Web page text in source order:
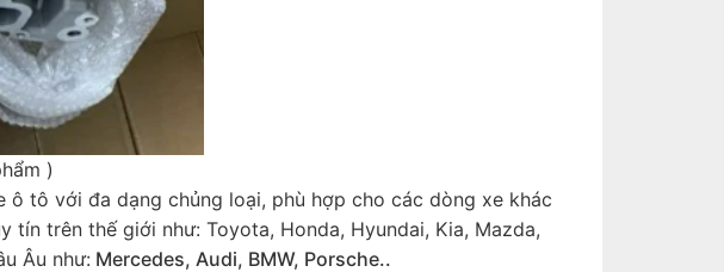
)
tô với đa dạng chủng loại, phù hợp cho các dòng xe khác
trên thế giới như: Toyota, Honda, Hyundai, Kia, Mazda,
Âu như: Mercedes, Audi, BMW, Porsche..